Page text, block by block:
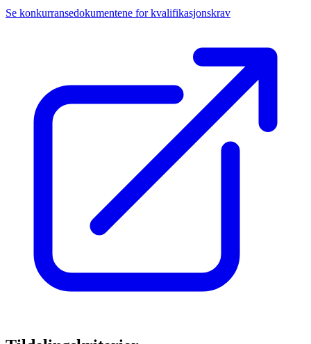
Se konkurransedokumentene for kvalifikasjonskrav